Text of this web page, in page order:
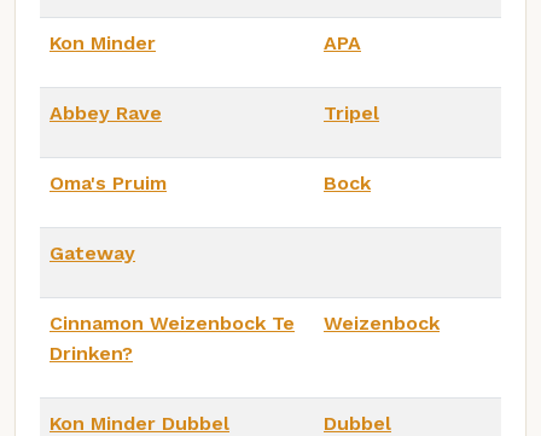
Kon Minder APA
Abbey Rave Tripel
Oma's Pruim Bock
Gateway
Cinnamon Weizenbock Te
Drinken?
Weizenbock
Kon Minder Dubbel Dubbel